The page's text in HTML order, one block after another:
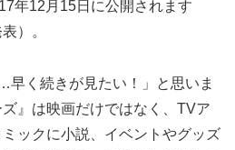
年12月15日に公開されます
）。
早く続きが見たい！」と思いま
』は映画だけではなく、TVア
ックに小説、イベントやグッズ